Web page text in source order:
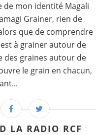
de mon identité Magali
Grainer, rien de
que de comprendre
à grainer autour de
des graines autour de
le grain en chacun,
LA RADIO RCF